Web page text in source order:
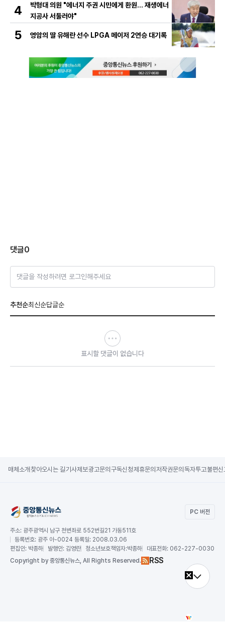
4
박형대 의원 "에너지 주권 시민에게 환원... 재생에너
지공사 서둘러야"
5 영암의 딸 유해란 선수 LPGA 메이저 2연승 대기록
댓글0
댓글을 작성하려면 로그인해주세요
추천순최신순답글순
표시할 댓글이 없습니다
매체소개 찾아오시는 길기사제보광고문의 구독신청제휴문의 저작권문의 독자투고불편신
PC 버전
주소: 광주광역시 남구 천변좌로 552번길21 가동511호
등록번호: 광주 아-0024 등록일: 2008.03.06
편집인: 박종하 발행인: 김영란 청소년보호책임자:박종하 대표전화: 062-227-0030
Copyright by 중앙통신뉴스, All Rights Reserved. RSS